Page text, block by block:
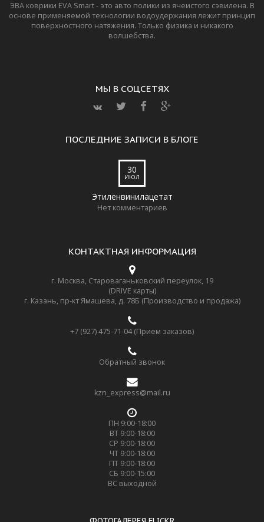
ЭВА коврики EVA Smart - это авто полики из ячеистого сэвилена. В
основе применяемой технологии водоудержания лежит принцип
поверхностного натяжения. Только физика и никакого
волшебства.
МЫ В СОЦСЕТЯХ
ПОСЛЕДНИЕ ЗАПИСИ В БЛОГЕ
30
ИЮЛ
Этиленвинилацетат
Нет комментариев
КОНТАКТНАЯ ИНФОРМАЦИЯ
г. Москва, Староваганьковский переулок, 19
(DRIVE карты)
г. Казань, пр-кт Ямашева, д. 78Б (Производство и продажа)
+7 (927) 475-71-04 (Прием заказов)
Обратный звонок
kzn_express@mail.ru
ПН 9:00-18:00
ВТ 9:00-18:00
СР 9:00-18:00
ЧТ 9:00-18:00
ПТ 9:00-18:00
СБ 9:00-15:00
ВС выходной